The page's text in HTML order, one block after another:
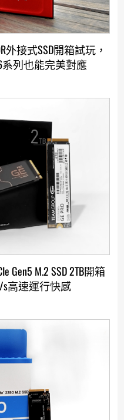
外接式SSD開箱試玩，
系列也能完美對應
Gen5 M.2 SSD 2TB開箱
s高速運行快感